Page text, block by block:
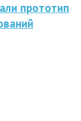
прототип